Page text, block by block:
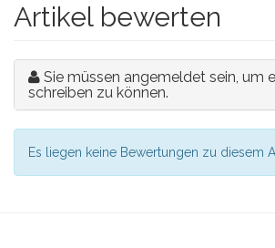
Artikel bewerten
Sie müssen angemeldet sein, um
schreiben zu können.
Es liegen keine Bewertungen zu diesem